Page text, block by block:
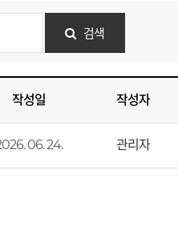
검색
작성일 작성자
06. 24. 관리자